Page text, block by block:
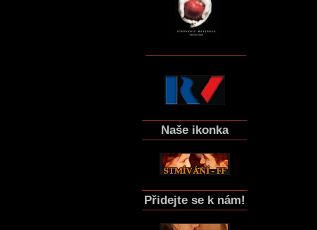
Naše ikonka
Přidejte se k nám!